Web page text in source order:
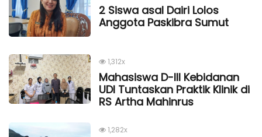
2 Siswa asal Dairi Lolos
Anggota Paskibra Sumut
1,312x
Mahasiswa D-III Kebidanan
UDI Tuntaskan Praktik Klinik di
RS Artha Mahinrus
1,282x